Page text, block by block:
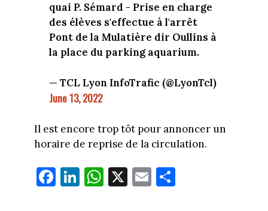
quai P. Sémard - Prise en charge
des élèves s'effectue à l'arrêt
Pont de la Mulatière dir Oullins à
la place du parking aquarium.
— TCL Lyon InfoTrafic (@LyonTcl)
June 13, 2022
Il est encore trop tôt pour annoncer un
horaire de reprise de la circulation.
Fa
ce
Li
nk
W
ha
X E
m
Pa